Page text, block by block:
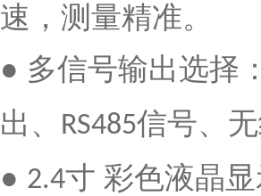
速，测量精准。
● 多信号输出选择
出、
RS485信号、
● 2.4寸 彩色液晶